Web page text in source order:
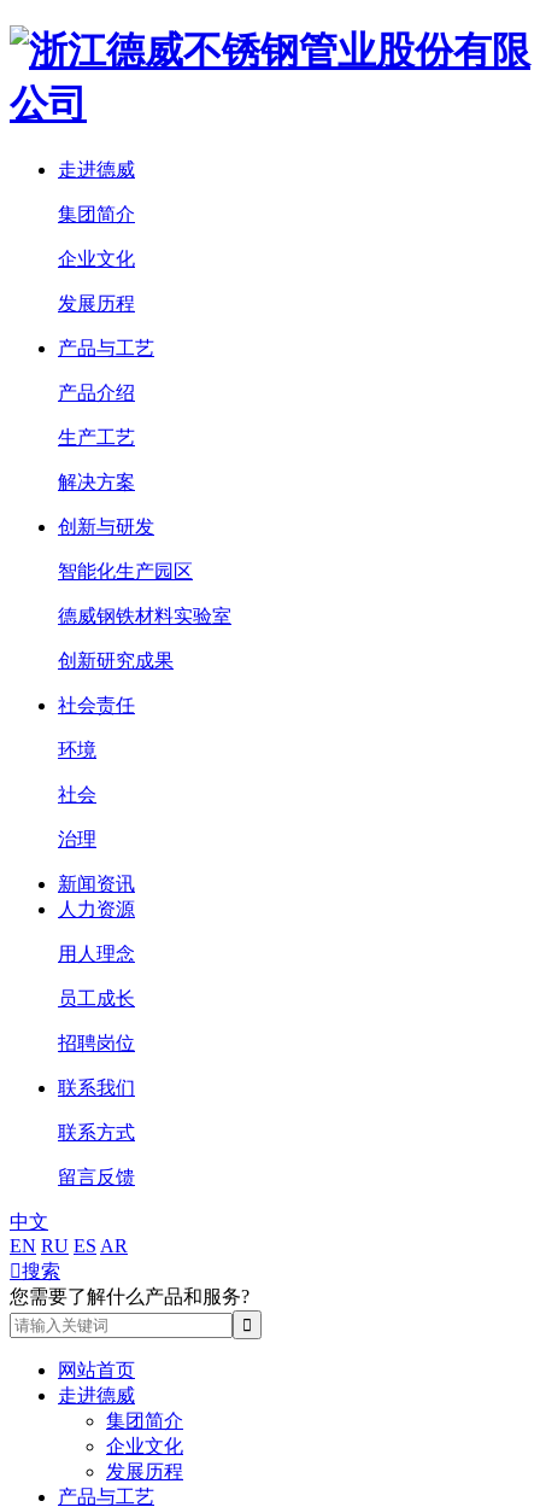
走进德威
集团简介
企业文化
发展历程
产品与工艺
产品介绍
生产工艺
解决方案
创新与研发
智能化生产园区
德威钢铁材料实验室
创新研究成果
社会责任
环境
社会
治理
新闻资讯
人力资源
用人理念
员工成长
招聘岗位
联系我们
联系方式
留言反馈
中文
EN RU ES AR
搜索
您需要了解什么产品和服务?
网站首页
走进德威
集团简介
企业文化
发展历程
产品与工艺